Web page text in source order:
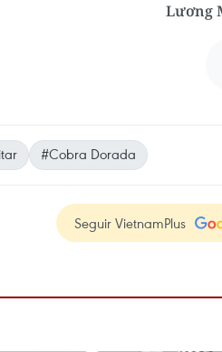
Lương
#Cobra Dorada
Seguir VietnamPlus